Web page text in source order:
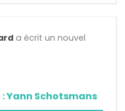
a écrit un nouvel
Yann Schotsmans